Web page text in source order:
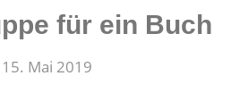
für ein Buch
15. Mai 2019